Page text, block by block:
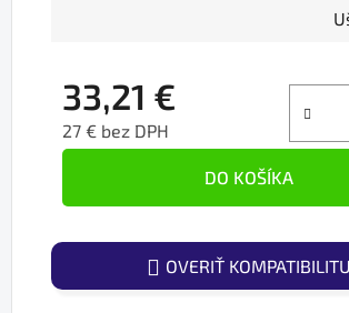
33,21 €
27 € bez DPH
DO KOŠÍKA
OVERIŤ KOMPATIBILITU